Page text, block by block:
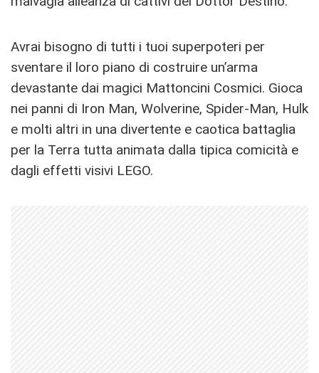
Avrai bisogno di tutti i tuoi superpoteri per
sventare il loro piano di costruire un’arma
devastante dai magici Mattoncini Cosmici. Gioca
nei panni di Iron Man, Wolverine, Spider-Man, Hulk
e molti altri in una divertente e caotica battaglia
per la Terra tutta animata dalla tipica comicità e
dagli effetti visivi LEGO.